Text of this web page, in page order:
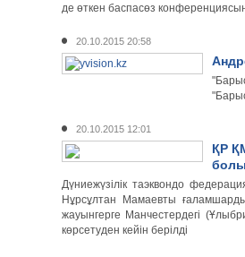
де өткен баспасөз
20.10.2015 20:58
20.10.2015 12:01
ҚР
Дүниежүзілік таэквондо
Нұрсұлтан Мамаевты
жауынгерге Манчестердегі
көрсетуден кейін берілді